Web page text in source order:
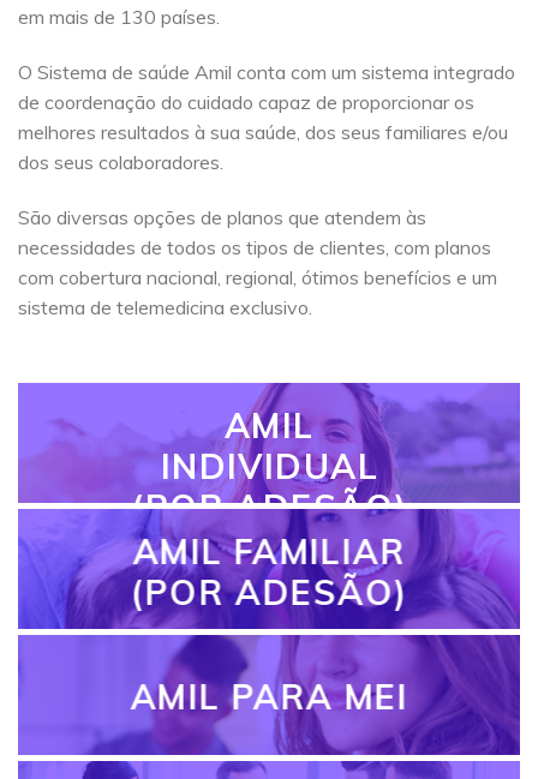
em mais de 130 países.
O Sistema de saúde Amil conta com um sistema integrado
de coordenação do cuidado capaz de proporcionar os
melhores resultados à sua saúde, dos seus familiares e/ou
dos seus colaboradores.
São diversas opções de planos que atendem às
necessidades de todos os tipos de clientes, com planos
com cobertura nacional, regional, ótimos benefícios e um
sistema de telemedicina exclusivo.
AMIL
INDIVIDUAL
(POR ADESÃO)
AMIL FAMILIAR
(POR ADESÃO)
AMIL PARA MEI